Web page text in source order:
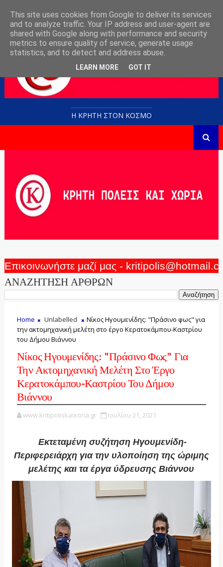
Η ΚΡΗΤΗ ΣΤΟN KOΣΜΟ
Επικοινωνήστε μαζί μας -
ΑΝΑΖΗΤΗΣΗ ΑΡΘΡΩΝ
Home Unlabelled
Νίκος Ηγουμενίδης: "Πράσινο φως" για
την ακτομηχανική μελέτη στο έργο Κερατοκάμπου-Καστρίου
του Δήμου Βιάννου
Νίκος Ηγουμενίδης: "Πράσινο Φως" Για
Την Ακτομηχανική Μελέτη Στο Έργο
Κερατοκάμπου-Καστρίου Του Δήμου
Βιάννου
www.kritipoliskaixoria.gr Ιουλίου 21, 2021
Εκτεταμένη συζήτηση Ηγουμενίδη-
Περιφερειάρχη για την υλοποίηση της ώριμης
μελέτης και τα έργα ύδρευσης Βιάννου
This site uses cookies from Google to deliver its services
and to analyze traffic. Your IP address and user-agent are
shared with Google along with performance and security
metrics to ensure quality of service, generate usage
statistics, and to detect and address abuse.
LEARN MORE GOT IT